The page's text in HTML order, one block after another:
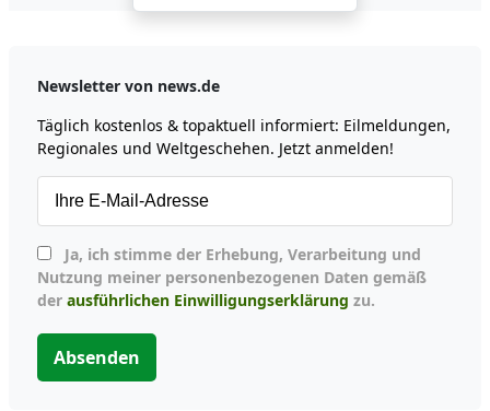
Newsletter von news.de
Täglich kostenlos & topaktuell informiert: Eilmeldungen,
Regionales und Weltgeschehen. Jetzt anmelden!
Nutzung meiner personenbezogenen Daten gemäß
der ausführlichen Einwilligungserklärung zu.
Absenden